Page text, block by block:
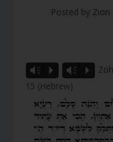
Posted by Zion
Vm P Vm P
15 (Hebrew)